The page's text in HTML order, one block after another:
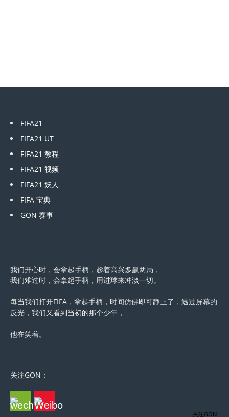
FIFA21
FIFA21 UT
FIFA21 教程
FIFA21 视频
FIFA21 妖人
FIFA 宝典
GON 赛事
我们开心时，会拿起手柄，趁着高兴多赢两局，
我们难过时，会拿起手柄，用进球来冲淡一切。
每当我们打开FIFA，拿起手柄，时间仿佛即可静止了，透过屏幕的
反光，我们又看到当初的那个少年，
他在笑着。
关注GON：
关注GON